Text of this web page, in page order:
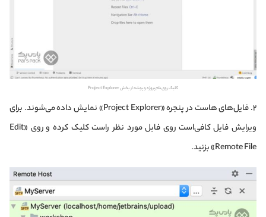
کلیک روی نام پروژه و پوشه از بخش Project Explorer
۲. فایل‌های هاست در پنجره «Project Explorer» نمایش داده می‌شوند. برای
ویرایش فایل کافی‌است روی فایل مورد نظر راست کلیک کرده و روی «Edit
Remote File» بزنید.